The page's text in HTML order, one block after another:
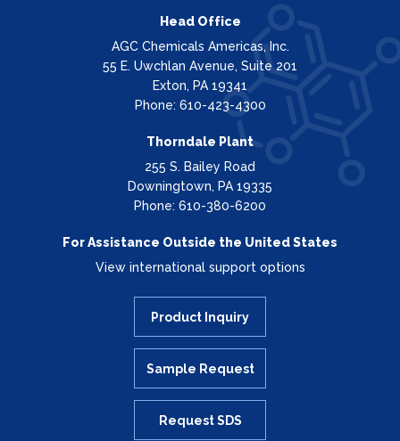
Head Office
AGC Chemicals Americas, Inc.
55 E. Uwchlan Avenue, Suite 201
Exton, PA 19341
Phone: 610-423-4300
Thorndale Plant
255 S. Bailey Road
Downingtown, PA 19335
Phone: 610-380-6200
For Assistance Outside the United States
View international support options
Product Inquiry
Sample Request
Request SDS